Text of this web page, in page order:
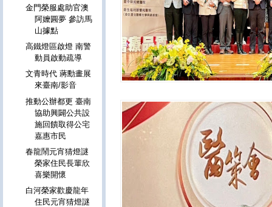
金門榮服處助官澳
阿嬤圓夢 參訪馬
山據點
高鐵燈區啟燈 南警
動員啟動疏導
文青時代 蔣勳畫展
來臺南/影音
推動公辦都更 臺南
協助興闢公共設
施回饋取得公宅
嘉惠市民
春龍鬧元宵猜燈謎
榮家住民長輩欣
喜樂開懷
白河榮家歡慶龍年
住民元宵猜燈謎